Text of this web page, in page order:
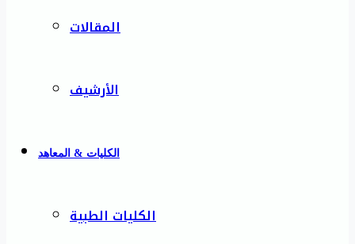
المقالات
الأرشيف
الكليات & المعاهد
الكليات الطبية